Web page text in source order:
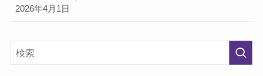
2026年4月1日